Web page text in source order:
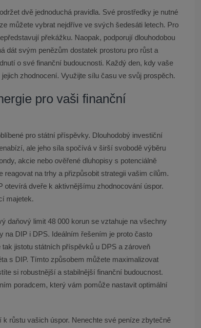
dvě jednoduchá pravidla. Své prostředky je nutné
můžete vybrat nejdříve ve svých šedesáti letech. Pro
překážku. Naopak, podporují dlouhodobou
dát svým penězům dostatek prostoru pro růst a
o své finanční budoucnosti. Každý den, kdy vaše
zhodnocení. Využijte sílu času ve svůj prospěch.
pro vaši finanční
pro státní příspěvky. Dlouhodobý investiční
ale jeho síla spočívá v širší svobodě výběru
akcie nebo ověřené dluhopisy s potenciálně
na trhy a přizpůsobit strategii vašim cílům.
dveře k aktivnějšímu zhodnocování úspor.
majetek.
daňový limit 48 000 korun se vztahuje na všechny
na DIP i DPS. Ideálním řešením je proto často
jistotu státních příspěvků u DPS a zároveň
s DIP. Tímto způsobem můžete maximalizovat
si robustnější a stabilnější finanční budoucnost.
poradcem, který vám pomůže nastavit optimální
růstu vašich úspor. Nenechte své peníze zbytečně